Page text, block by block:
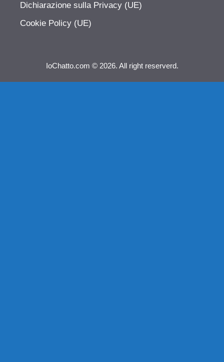
Dichiarazione sulla Privacy (UE)
Cookie Policy (UE)
IoChatto.com © 2026. All right reserverd.